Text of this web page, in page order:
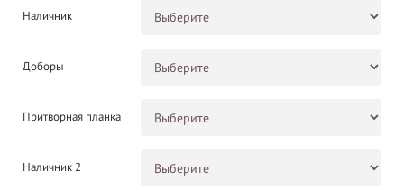
Наличник
Доборы
Притворная планка
Наличник 2